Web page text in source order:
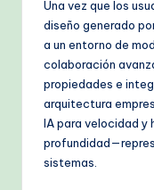
Una vez que los
diseño generado
a un entorno de
colaboración
propiedades e
arquitectura
IA para velocidad y
sistemas.